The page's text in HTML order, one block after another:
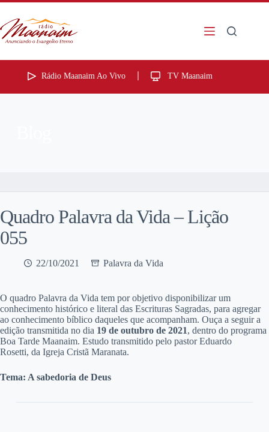
Rádio Maanaim Ao Vivo TV Maanaim
Quadro Palavra da Vida – Lição
055
22/10/2021 Palavra da Vida
O quadro Palavra da Vida tem por objetivo disponibilizar um
conhecimento histórico e literal das Escrituras Sagradas, para agregar
ao conhecimento bíblico daqueles que acompanham. Ouça a seguir a
edição transmitida no dia 19 de outubro de 2021, dentro do programa
Boa Tarde Maanaim. Estudo transmitido pelo pastor Eduardo
Rosetti, da Igreja Cristã Maranata.
Tema: A sabedoria de Deus